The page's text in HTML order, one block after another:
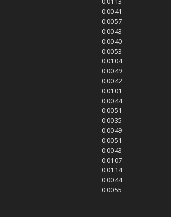
0:00:41
0:00:57
0:00:43
0:00:40
0:00:53
0:01:04
0:00:49
0:00:42
0:01:01
0:00:44
0:00:51
0:00:35
0:00:49
0:00:51
0:00:43
0:01:07
0:01:14
0:00:44
0:00:55